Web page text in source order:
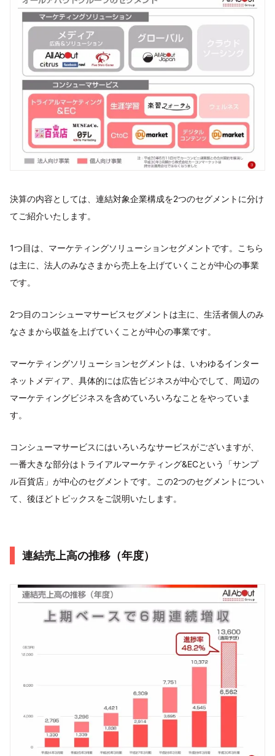
決算の内容としては、連結対象企業構成を2つのセグメントに分け
てご紹介いたします。
1つ目は、マーケティングソリューションセグメントです。こちら
は主に、法人のみなさまから売上を上げていくことが中心の事業
です。
2つ目のコンシューマサービスセグメントは主に、生活者個人のみ
なさまから収益を上げていくことが中心の事業です。
マーケティングソリューションセグメントは、いわゆるインター
ネットメディア、具体的には広告ビジネスが中心でして、周辺の
マーケティングビジネスを含めていろいろなことをやっていま
す。
コンシューマサービスにはいろいろなサービスがございますが、
一番大きな部分はトライアルマーケティング&ECという「サンプ
ル百貨店」が中心のセグメントです。この2つのセグメントについ
て、後ほどトピックスをご説明いたします。
連結売上高の推移（年度）